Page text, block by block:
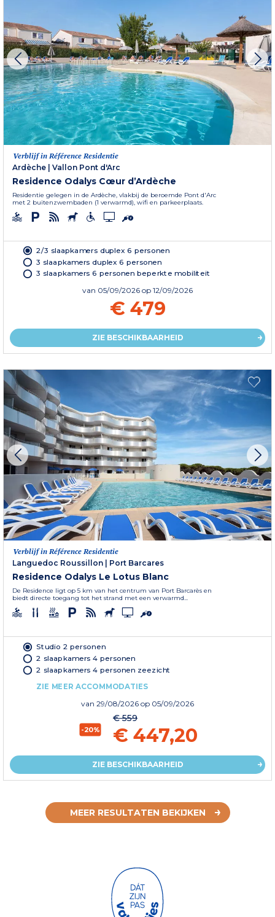
Verblijf in Référence Residentie
Ardèche | Vallon Pont d'Arc
Residence Odalys Cœur d’Ardèche
Residentie gelegen in de Ardèche, vlakbij de beroemde Pont d'Arc
met 2 buitenzwembaden (1 verwarmd), wifi en parkeerplaats.
2/3 slaapkamers duplex 6 personen
3 slaapkamers duplex 6 personen
3 slaapkamers 6 personen beperkte mobiliteit
van 05/09/2026 op 12/09/2026
€ 479
ZIE BESCHIKBAARHEID
Verblijf in Référence Residentie
Languedoc Roussillon | Port Barcares
Residence Odalys Le Lotus Blanc
De Residence ligt op 5 km van het centrum van Port Barcarès en
biedt directe toegang tot het strand met een verwarmd...
Studio 2 personen
2 slaapkamers 4 personen
2 slaapkamers 4 personen zeezicht
ZIE MEER ACCOMMODATIES
van 29/08/2026 op 05/09/2026
-20%
€ 559
€ 447,20
ZIE BESCHIKBAARHEID
MEER RESULTATEN BEKIJKEN